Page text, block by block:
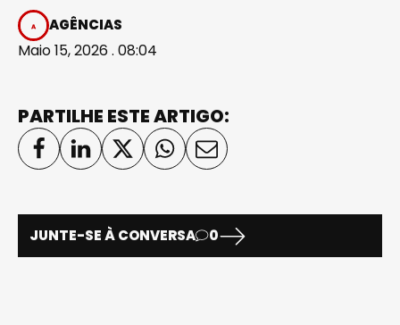
AGÊNCIAS
Maio 15, 2026 . 08:04
PARTILHE ESTE ARTIGO:
JUNTE-SE À CONVERSA 0